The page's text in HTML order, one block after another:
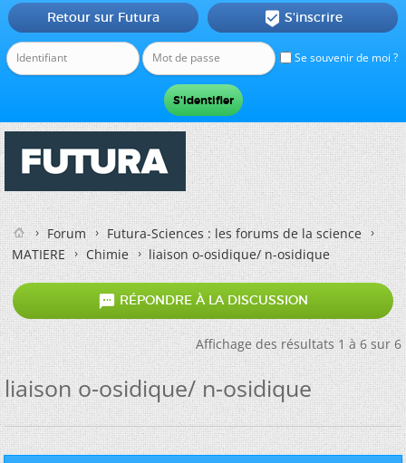
Se souvenir de moi ?
Retour sur Futura  S'inscrire
Forum
Futura-Sciences : les forums de la science
MATIERE
Chimie liaison o-osidique/ n-osidique
 RÉPONDRE À LA DISCUSSION
Affichage des résultats 1 à 6 sur 6
liaison o-osidique/ n-osidique